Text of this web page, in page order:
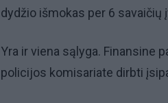
dydžio išmokas per 6 savaičių
Yra ir viena sąlyga. Finansine
policijos komisariate dirbti